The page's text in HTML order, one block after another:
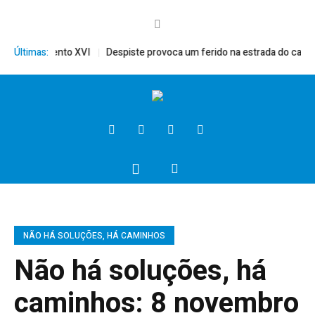
Últimas:Bento XVI Despiste provoca um ferido na estrada do campo
NÃO HÁ SOLUÇÕES, HÁ CAMINHOS
Não há soluções, há
caminhos: 8 novembro